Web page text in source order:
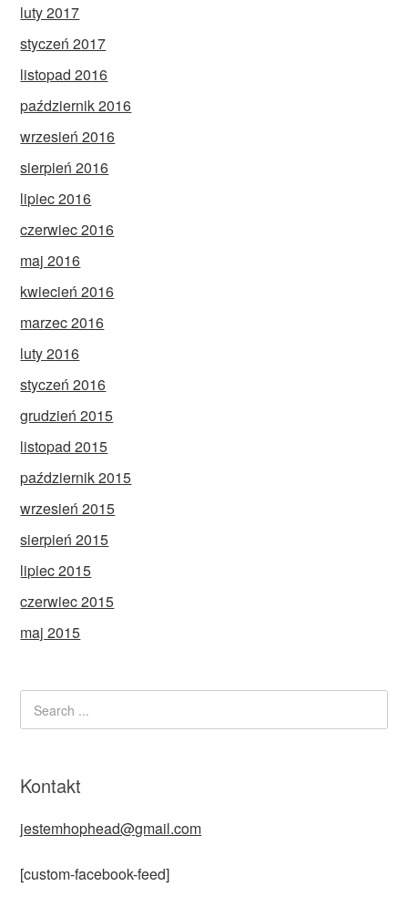
luty 2017
styczeń 2017
listopad 2016
październik 2016
wrzesień 2016
sierpień 2016
lipiec 2016
czerwiec 2016
maj 2016
kwiecień 2016
marzec 2016
luty 2016
styczeń 2016
grudzień 2015
listopad 2015
październik 2015
wrzesień 2015
sierpień 2015
lipiec 2015
czerwiec 2015
maj 2015
Kontakt
jestemhophead@gmail.com
[custom-facebook-feed]